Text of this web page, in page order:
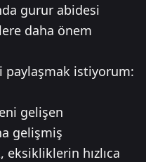
gurur abidesi
daha önem
paylaşmak istiyorum:
gelişen
gelişmiş
hızlıca